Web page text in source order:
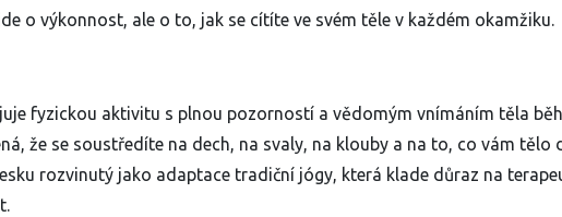
o výkonnost, ale o to, jak se cítíte ve svém těle v každém okamžiku.
fyzickou aktivitu s plnou pozorností a vědomým vnímáním těla
že se soustředíte na dech, na svaly, na klouby a na to, co vám tělo
rozvinutý jako adaptace tradiční jógy, která klade důraz na